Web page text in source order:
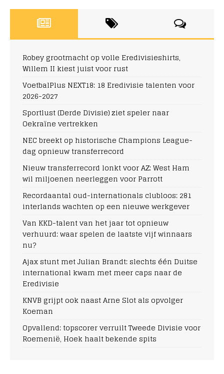
Robey grootmacht op volle Eredivisieshirts,
Willem II kiest juist voor rust
VoetbalPlus NEXT18: 18 Eredivisie talenten voor
2026-2027
Sportlust (Derde Divisie) ziet speler naar
Oekraïne vertrekken
NEC breekt op historische Champions League-
dag opnieuw transferrecord
Nieuw transferrecord lonkt voor AZ: West Ham
wil miljoenen neerleggen voor Parrott
Recordaantal oud-internationals clubloos: 281
interlands wachten op een nieuwe werkgever
Van KKD-talent van het jaar tot opnieuw
verhuurd: waar spelen de laatste vijf winnaars
nu?
Ajax stunt met Julian Brandt: slechts één Duitse
international kwam met meer caps naar de
Eredivisie
KNVB grijpt ook naast Arne Slot als opvolger
Koeman
Opvallend: topscorer verruilt Tweede Divisie voor
Roemenië, Hoek haalt bekende spits